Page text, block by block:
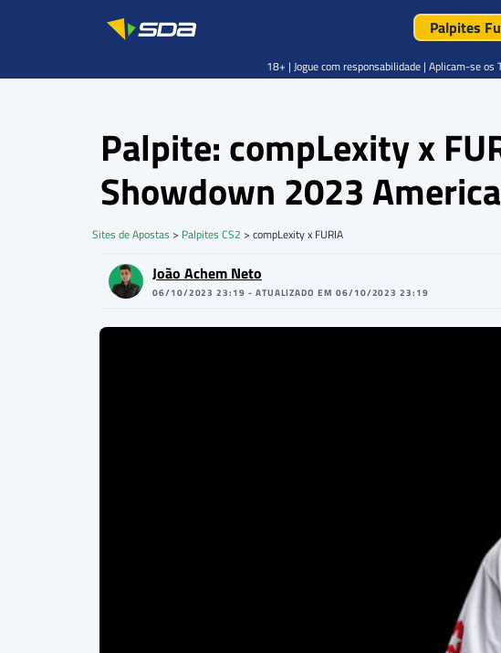
Palpites
Palpite: compLexity x
Showdown 2023
Sites de Apostas > Palpites CS2 > compLexity x FURIA
João Achem Neto
06/10/2023 23:19 - ATUALIZADO EM 06/10/2023 23:19
18+ | Jogue com responsabilidade | Aplicam-se